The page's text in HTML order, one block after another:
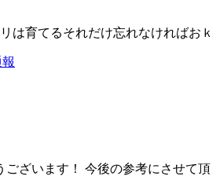
育てるそれだけ忘れなければおｋ
ございます！ 今後の参考にさせて頂